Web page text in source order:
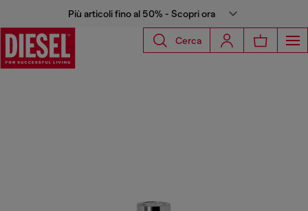
Più articoli fino al 50% - Scopri ora
Cerca